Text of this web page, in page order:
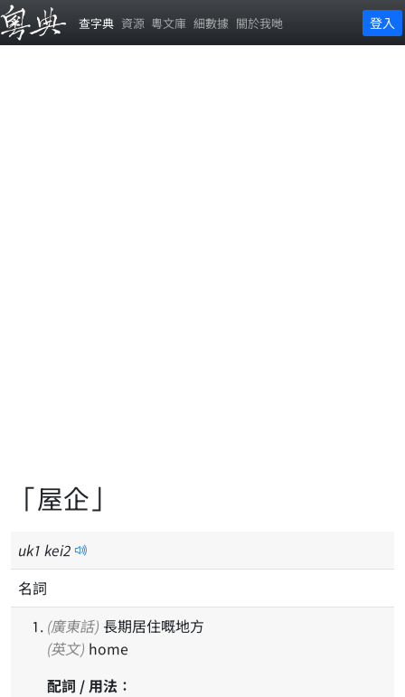
查字典 資源 粵文庫 細數據 關於我哋 登入
「屋企」
uk1 kei2
名詞
(廣東話) 長期居住嘅地方
(英文) home
配詞 / 用法：